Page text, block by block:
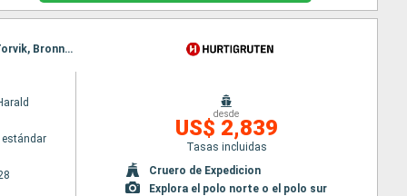
Itinerario : Bergen, Floro, Maloy, Torvik, Alesund, Molde, Maloy, Kristiansund, Trondheim, Rorvik, Torvik, Bronnoysund, Sandnessjoen, Nesna (pasaje círculo polar), Ornes, Bodo, Stamsund, Svolvaer, Alesund, Stokmarknes, sortland, Risoyhamn, Harstad, Finnsnes, Tromso, Skjervoy, Batsfjord, Vardo, Vadso, Kirkenes, Molde, Oksfjord, Hammerfest, Havoysund, Honningsvag, Kjollefjord, Mehamn, Berlevag, Kristiansund, Mehamn, Kjollefjord, Honningsvag, Havoysund, Hammerfest, Oksfjord, Skjervoy, Tromso, Batsfjord, Vardo, Vadso, Kirkenes, Berlevag, Trondheim, Finnsnes, Harstad, Risoyhamn, sortland, Stokmarknes, Svolvaer, Stamsund, Mehamn, Kjollefjord, Honningsvag, Havoysund, Hammerfest, Oksfjord, Skjervoy, Tromso, Bodo, Ornes, Nesna (pasaje círculo polar), Sandnessjoen, Bronnoysund, Rorvik, Finnsnes, Harstad, Risoyhamn, sortland, Stokmarknes, Svolvaer, Stamsund, Trondheim, Bodo, Ornes, Nesna (pasaje círculo polar), Sandnessjoen, Bronnoysund, Rorvik, Sandnessjoen, Trondheim, Nesna (pasaje círculo polar), Ornes, Bodo, Stamsund, Svolvaer, Stokmarknes, sortland, Risoyhamn, Harstad, Finnsnes, Tromso, Skjervoy, Oksfjord, Hammerfest, Havoysund, Honningsvag, Kjollefjord, Mehamn, Berlevag, Batsfjord, Vardo, Vadso, Kirkenes, Vardo, Batsfjord, Berlevag, Mehamn, Kjollefjord, Honningsvag, Havoysund, Hammerfest, Oksfjord, Skjervoy, Tromso, Finnsnes, Harstad, Risoyhamn, sortland, Stokmarknes, Svolvaer, Stamsund, Bodo, Ornes, Nesna (pasaje círculo polar), Sandnessjoen, Bronnoysund, Rorvik, Trondheim
desde
US$ 2,839
Tasas incluidas
Cruero de Expedicion
Explora el polo norte o el polo sur